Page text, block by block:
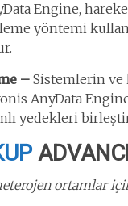
Engine,
yöntemi
–Sistemlerin ve
AnyData
yedekleri
ortamlar